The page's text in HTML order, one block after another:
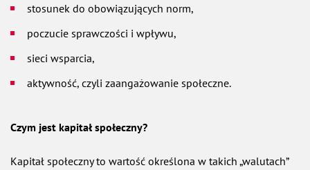
stosunek do obowiązujących norm,
poczucie sprawczości i wpływu,
sieci wsparcia,
aktywność, czyli zaangażowanie społeczne.
Czym jest kapitał społeczny?
Kapitał społeczny to wartość określona w takich „walutach”